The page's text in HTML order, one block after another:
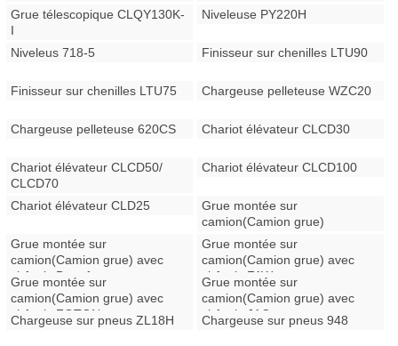
Grue télescopique CLQY130K-
I
Niveleuse PY220H
Niveleus 718-5 Finisseur sur chenilles LTU90
Finisseur sur chenilles LTU75 Chargeuse pelleteuse WZC20
Chargeuse pelleteuse 620CS Chariot élévateur CLCD30
Chariot élévateur CLCD50/
CLCD70
Chariot élévateur CLCD100
Chariot élévateur CLD25
Grue montée sur
camion(Camion grue)
Grue montée sur
camion(Camion grue) avec
châssis Dongfeng
Grue montée sur
camion(Camion grue) avec
châssis FAW
Grue montée sur
camion(Camion grue) avec
châssis FOTON
Grue montée sur
camion(Camion grue) avec
châssis JAC
Chargeuse sur pneus ZL18H Chargeuse sur pneus 948